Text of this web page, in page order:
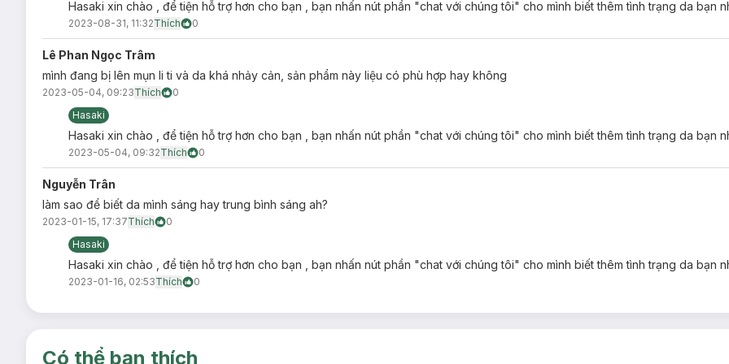
Hiện sản phẩm đã có mặt tại
Loại da phù hợp:
Giải pháp cho tình trạng da:
Dadầu, mụn, lỗ chân lông to.
Da có các khuyết điểm như vết thâm mụn, mẩn đỏ, nếp nhăn.
Ưu thế nổi bật:
Nhờ kết cấu đặc biệt với dầu bay hơi, sản phẩm sẽ đem tới cảm giác mềm ẩm lúc mới tán nhưng sẽ nhanh chóng set lại trên
mịn lì.
Được bổ sung các hoạt chất giúp dưỡng da và cấp ẩm, cho làn da mềm mại, mịn màng hơn đồng thời làm mờ khuyết điểm tức
nhăn và xoá đi các dấu hiệu mệt mỏi.
Hasaki xin chào , để tiện hỗ trợ hơn cho bạn , bạn nhấn nút phần "chat với chúng tôi" cho mình biết thêm tình trạng da bạn
2023-08-31, 11:32Thích 0
Lê Phan Ngọc Trâm
mình đang bị lên mụn li ti và da khá nhảy cản, sản phẩm này liệu có phù hợp hay không
2023-05-04, 09:23Thích
0
Hasaki
Hasaki xin chào , để tiện hỗ trợ hơn cho bạn , bạn nhấn nút phần "chat với chúng tôi" cho mình biết thêm tình trạng da bạn
2023-05-04, 09:32Thích 0
Nguyễn Trân
làm sao để biết da mình sáng hay trung bình sáng ah?
2023-01-15, 17:37Thích
0
Hasaki
Hasaki xin chào , để tiện hỗ trợ hơn cho bạn , bạn nhấn nút phần "chat với chúng tôi" cho mình biết thêm tình trạng da bạn
2023-01-16, 02:53Thích 0
Có thể bạn thích